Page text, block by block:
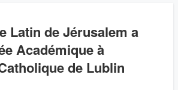
Latin de Jérusalem a
Académique à
de Lublin